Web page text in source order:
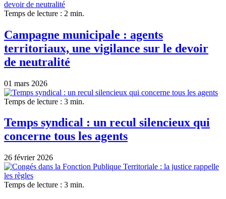
Temps de lecture : 2 min.
Campagne municipale : agents
territoriaux, une vigilance sur le devoir
de neutralité
01 mars 2026
Temps de lecture : 3 min.
Temps syndical : un recul silencieux qui
concerne tous les agents
26 février 2026
Temps de lecture : 3 min.